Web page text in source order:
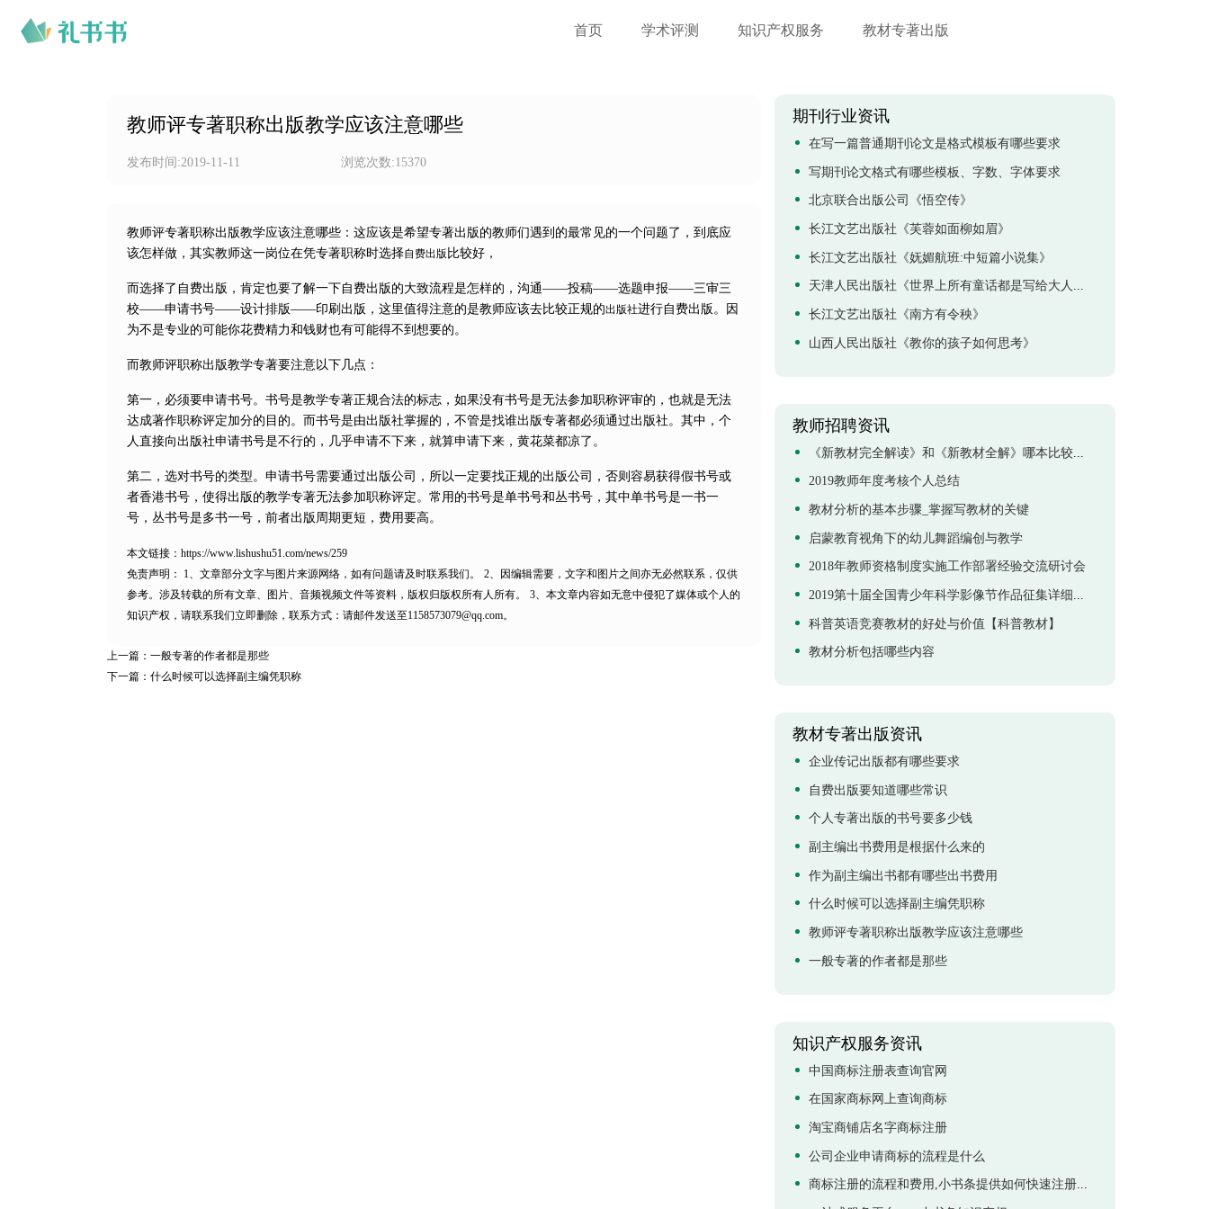
首页 学术评测 知识产权服务 教材专著出版
教师评专著职称出版教学应该注意哪些
发布时间:2019-11-11 浏览次数:15370
教师评专著职称出版教学应该注意哪些：这应该是希望专著出版的教师们遇到的最常见的一个问题了，到底应
该怎样做，其实教师这一岗位在凭专著职称时选择自费出版 比较好，
而选择了自费出版，肯定也要了解一下自费出版的大致流程是怎样的，沟通——投稿——选题申报——三审三
校——申请书号——设计排版——印刷出版，这里值得注意的是教师应该去比较正规的出版社进行自费出版。因
为不是专业的可能你花费精力和钱财也有可能得不到想要的。
而教师评职称出版教学专著要注意以下几点：
第一，必须要申请书号。书号是教学专著正规合法的标志，如果没有书号是无法参加职称评审的，也就是无法
达成著作职称评定加分的目的。而书号是由出版社掌握的，不管是找谁出版专著都必须通过出版社。其中，个
人直接向出版社申请书号是不行的，几乎申请不下来，就算申请下来，黄花菜都凉了。
第二，选对书号的类型。申请书号需要通过出版公司，所以一定要找正规的出版公司，否则容易获得假书号或
者香港书号，使得出版的教学专著无法参加职称评定。常用的书号是单书号和丛书号，其中单书号是一书一
号，丛书号是多书一号，前者出版周期更短，费用要高。
本文链接： https://www.lishushu51.com/news/259
免责声明： 1、文章部分文字与图片来源网络，如有问题请及时联系我们。
2、因编辑需要，文字和图片之间亦无必然联系，仅供
参考。涉及转载的所有文章、图片、音频视频文件等资料，版权归版权所有人所有。
3、本文章内容如无意中侵犯了媒体或个人的
知识产权，请联系我们立即删除，联系方式：请邮件发送至1158573079@qq.com。
上一篇： 一般专著的作者都是那些
下一篇： 什么时候可以选择副主编凭职称
期刊行业资讯
在写一篇普通期刊论文是格式模板有哪些要求
写期刊论文格式有哪些模板、字数、字体要求
北京联合出版公司《悟空传》
长江文艺出版社《芙蓉如面柳如眉》
长江文艺出版社《妩媚航班:中短篇小说集》
天津人民出版社《世界上所有童话都是写给大人看的》
长江文艺出版社《南方有令秧》
山西人民出版社《教你的孩子如何思考》
教师招聘资讯
《新教材完全解读》和《新教材全解》哪本比较好？
2019教师年度考核个人总结
教材分析的基本步骤_掌握写教材的关键
启蒙教育视角下的幼儿舞蹈编创与教学
2018年教师资格制度实施工作部署经验交流研讨会
2019第十届全国青少年科学影像节作品征集详细资料供上
科普英语竞赛教材的好处与价值【科普教材】
教材分析包括哪些内容
教材专著出版资讯
企业传记出版都有哪些要求
自费出版要知道哪些常识
个人专著出版的书号要多少钱
副主编出书费用是根据什么来的
作为副主编出书都有哪些出书费用
什么时候可以选择副主编凭职称
教师评专著职称出版教学应该注意哪些
一般专著的作者都是那些
知识产权服务资讯
中国商标注册表查询官网
在国家商标网上查询商标
淘宝商铺店名字商标注册
公司企业申请商标的流程是什么
商标注册的流程和费用,小书条提供如何快速注册商标